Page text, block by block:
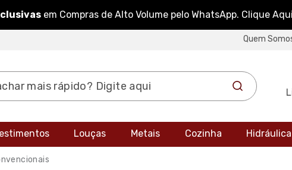
em Compras de Alto Volume pelo WhatsApp. Clique Aqui
Quem
Louças Metais Cozinha Hidráulica